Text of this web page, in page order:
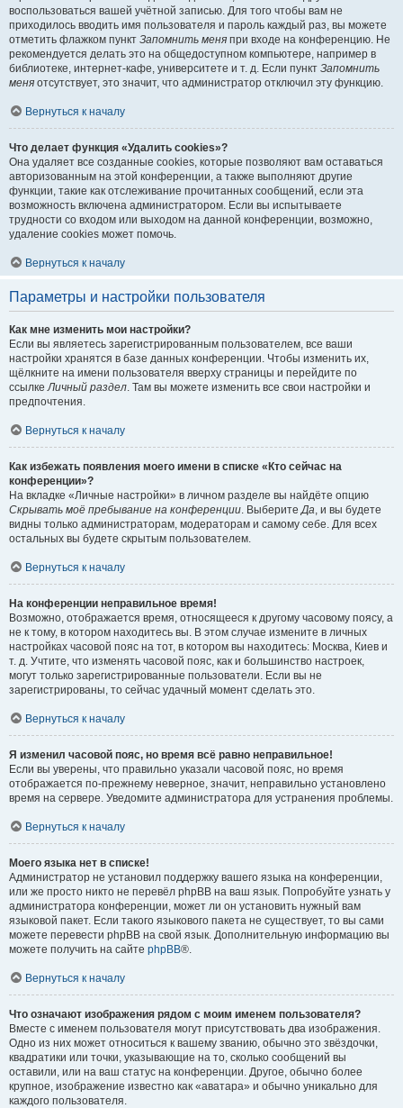
воспользоваться вашей учётной записью. Для того чтобы вам не
приходилось вводить имя пользователя и пароль каждый раз, вы можете
отметить флажком пункт Запомнить меня при входе на конференцию. Не
рекомендуется делать это на общедоступном компьютере, например в
библиотеке, интернет-кафе, университете и т. д. Если пункт Запомнить
меня отсутствует, это значит, что администратор отключил эту функцию.
Вернуться к началу
Что делает функция «Удалить cookies»?
Она удаляет все созданные cookies, которые позволяют вам оставаться
авторизованным на этой конференции, а также выполняют другие
функции, такие как отслеживание прочитанных сообщений, если эта
возможность включена администратором. Если вы испытываете
трудности со входом или выходом на данной конференции, возможно,
удаление cookies может помочь.
Вернуться к началу
Параметры и настройки пользователя
Как мне изменить мои настройки?
Если вы являетесь зарегистрированным пользователем, все ваши
настройки хранятся в базе данных конференции. Чтобы изменить их,
щёлкните на имени пользователя вверху страницы и перейдите по
ссылкеЛичный раздел. Там вы можете изменить все свои настройки и
предпочтения.
Вернуться к началу
Как избежать появления моего имени в списке «Кто сейчас на
конференции»?
На вкладке «Личные настройки» в личном разделе вы найдёте опцию
Скрывать моё пребывание на конференции. ВыберитеДа, и вы будете
видны только администраторам, модераторам и самому себе. Для всех
остальных вы будете скрытым пользователем.
Вернуться к началу
На конференции неправильное время!
Возможно, отображается время, относящееся к другому часовому поясу, а
не к тому, в котором находитесь вы. В этом случае измените в личных
настройках часовой пояс на тот, в котором вы находитесь: Москва, Киев и
т. д. Учтите, что изменять часовой пояс, как и большинство настроек,
могут только зарегистрированные пользователи. Если вы не
зарегистрированы, то сейчас удачный момент сделать это.
Вернуться к началу
Я изменил часовой пояс, но время всё равно неправильное!
Если вы уверены, что правильно указали часовой пояс, но время
отображается по-прежнему неверное, значит, неправильно установлено
время на сервере. Уведомите администратора для устранения проблемы.
Вернуться к началу
Моего языка нет в списке!
Администратор не установил поддержку вашего языка на конференции,
или же просто никто не перевёл phpBB на ваш язык. Попробуйте узнать у
администратора конференции, может ли он установить нужный вам
языковой пакет. Если такого языкового пакета не существует, то вы сами
можете перевести phpBB на свой язык. Дополнительную информацию вы
можете получить на сайте phpBB®.
Вернуться к началу
Что означают изображения рядом с моим именем пользователя?
Вместе с именем пользователя могут присутствовать два изображения.
Одно из них может относиться к вашему званию, обычно это звёздочки,
квадратики или точки, указывающие на то, сколько сообщений вы
оставили, или на ваш статус на конференции. Другое, обычно более
крупное, изображение известно как «аватара» и обычно уникально для
каждого пользователя.